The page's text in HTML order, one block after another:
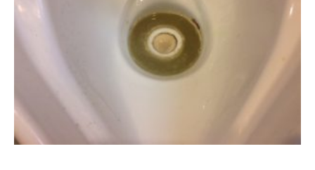
ご相談無料お問い合わせください